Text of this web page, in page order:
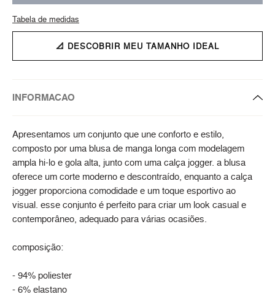
Tabela de medidas
📐 DESCOBRIR MEU TAMANHO IDEAL
INFORMACAO
Apresentamos um conjunto que une conforto e estilo,
composto por uma blusa de manga longa com modelagem
ampla hi-lo e gola alta, junto com uma calça jogger. a blusa
oferece um corte moderno e descontraído, enquanto a calça
jogger proporciona comodidade e um toque esportivo ao
visual. esse conjunto é perfeito para criar um look casual e
contemporâneo, adequado para várias ocasiões.
composição:
- 94% poliester
- 6% elastano